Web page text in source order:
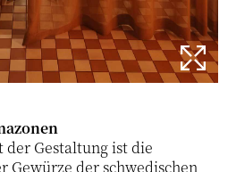
der Gestaltung ist die
Gewürze der schwedischen